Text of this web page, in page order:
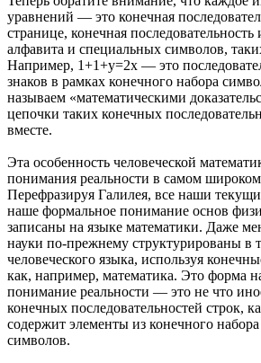
уравнений — это конечная
странице, конечная последовательность
алфавита и специальных символов,
Например, 1+1+y=2x — это
знаков в рамках конечного набора
называем «математическими
цепочки таких конечных
вместе.
Эта особенность человеческой
понимания реальности в самом
Перефразируя Галилея, все наши
наше формальное понимание основ
записаны на языке математики. Даже
науки по-прежнему структурированы в
человеческого языка, используя
как, например, математика. Это форма
понимание реальности — это не что
конечных последовательностей строк,
содержит элементы из конечного
символов.